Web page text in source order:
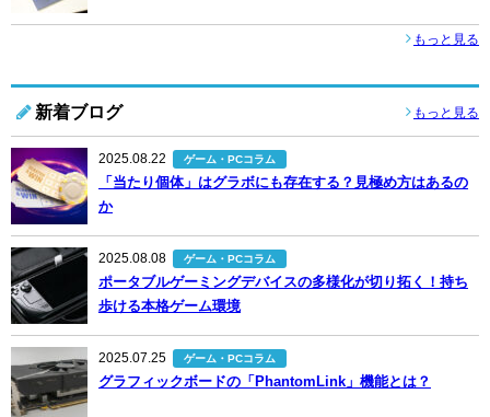
もっと見る
新着ブログ もっと見る
2025.08.22 ゲーム・PCコラム
「当たり個体」はグラボにも存在する？見極め方はあるの
か
2025.08.08 ゲーム・PCコラム
ポータブルゲーミングデバイスの多様化が切り拓く！持ち
歩ける本格ゲーム環境
2025.07.25 ゲーム・PCコラム
グラフィックボードの「PhantomLink」機能とは？